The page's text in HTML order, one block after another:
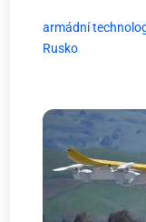
armádní
Rusko